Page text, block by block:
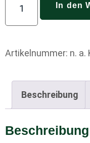
In den
Artikelnummer: n. a.
Beschreibung
Beschreibung